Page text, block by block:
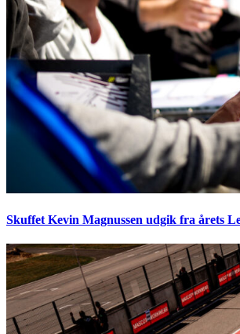
Skuffet Kevin Magnussen udgik fra årets